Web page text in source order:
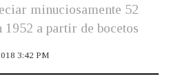
minuciosamente 52
a partir de bocetos
3:42 PM